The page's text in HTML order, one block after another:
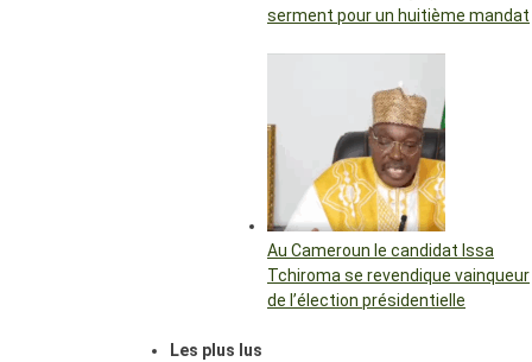
serment pour un huitième mandat
Au Cameroun le candidat Issa
Tchiroma se revendique vainqueur
de l’élection présidentielle
Les plus lus